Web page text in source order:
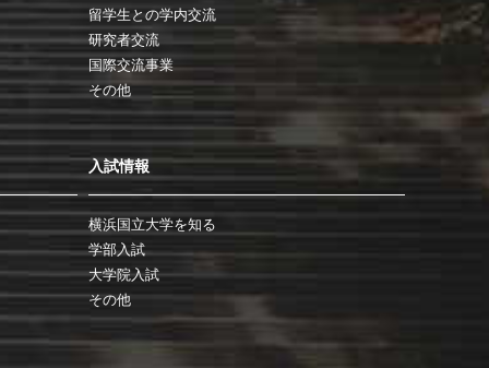
留学生との学内交流
研究者交流
国際交流事業
その他
入試情報
横浜国立大学を知る
学部入試
大学院入試
その他